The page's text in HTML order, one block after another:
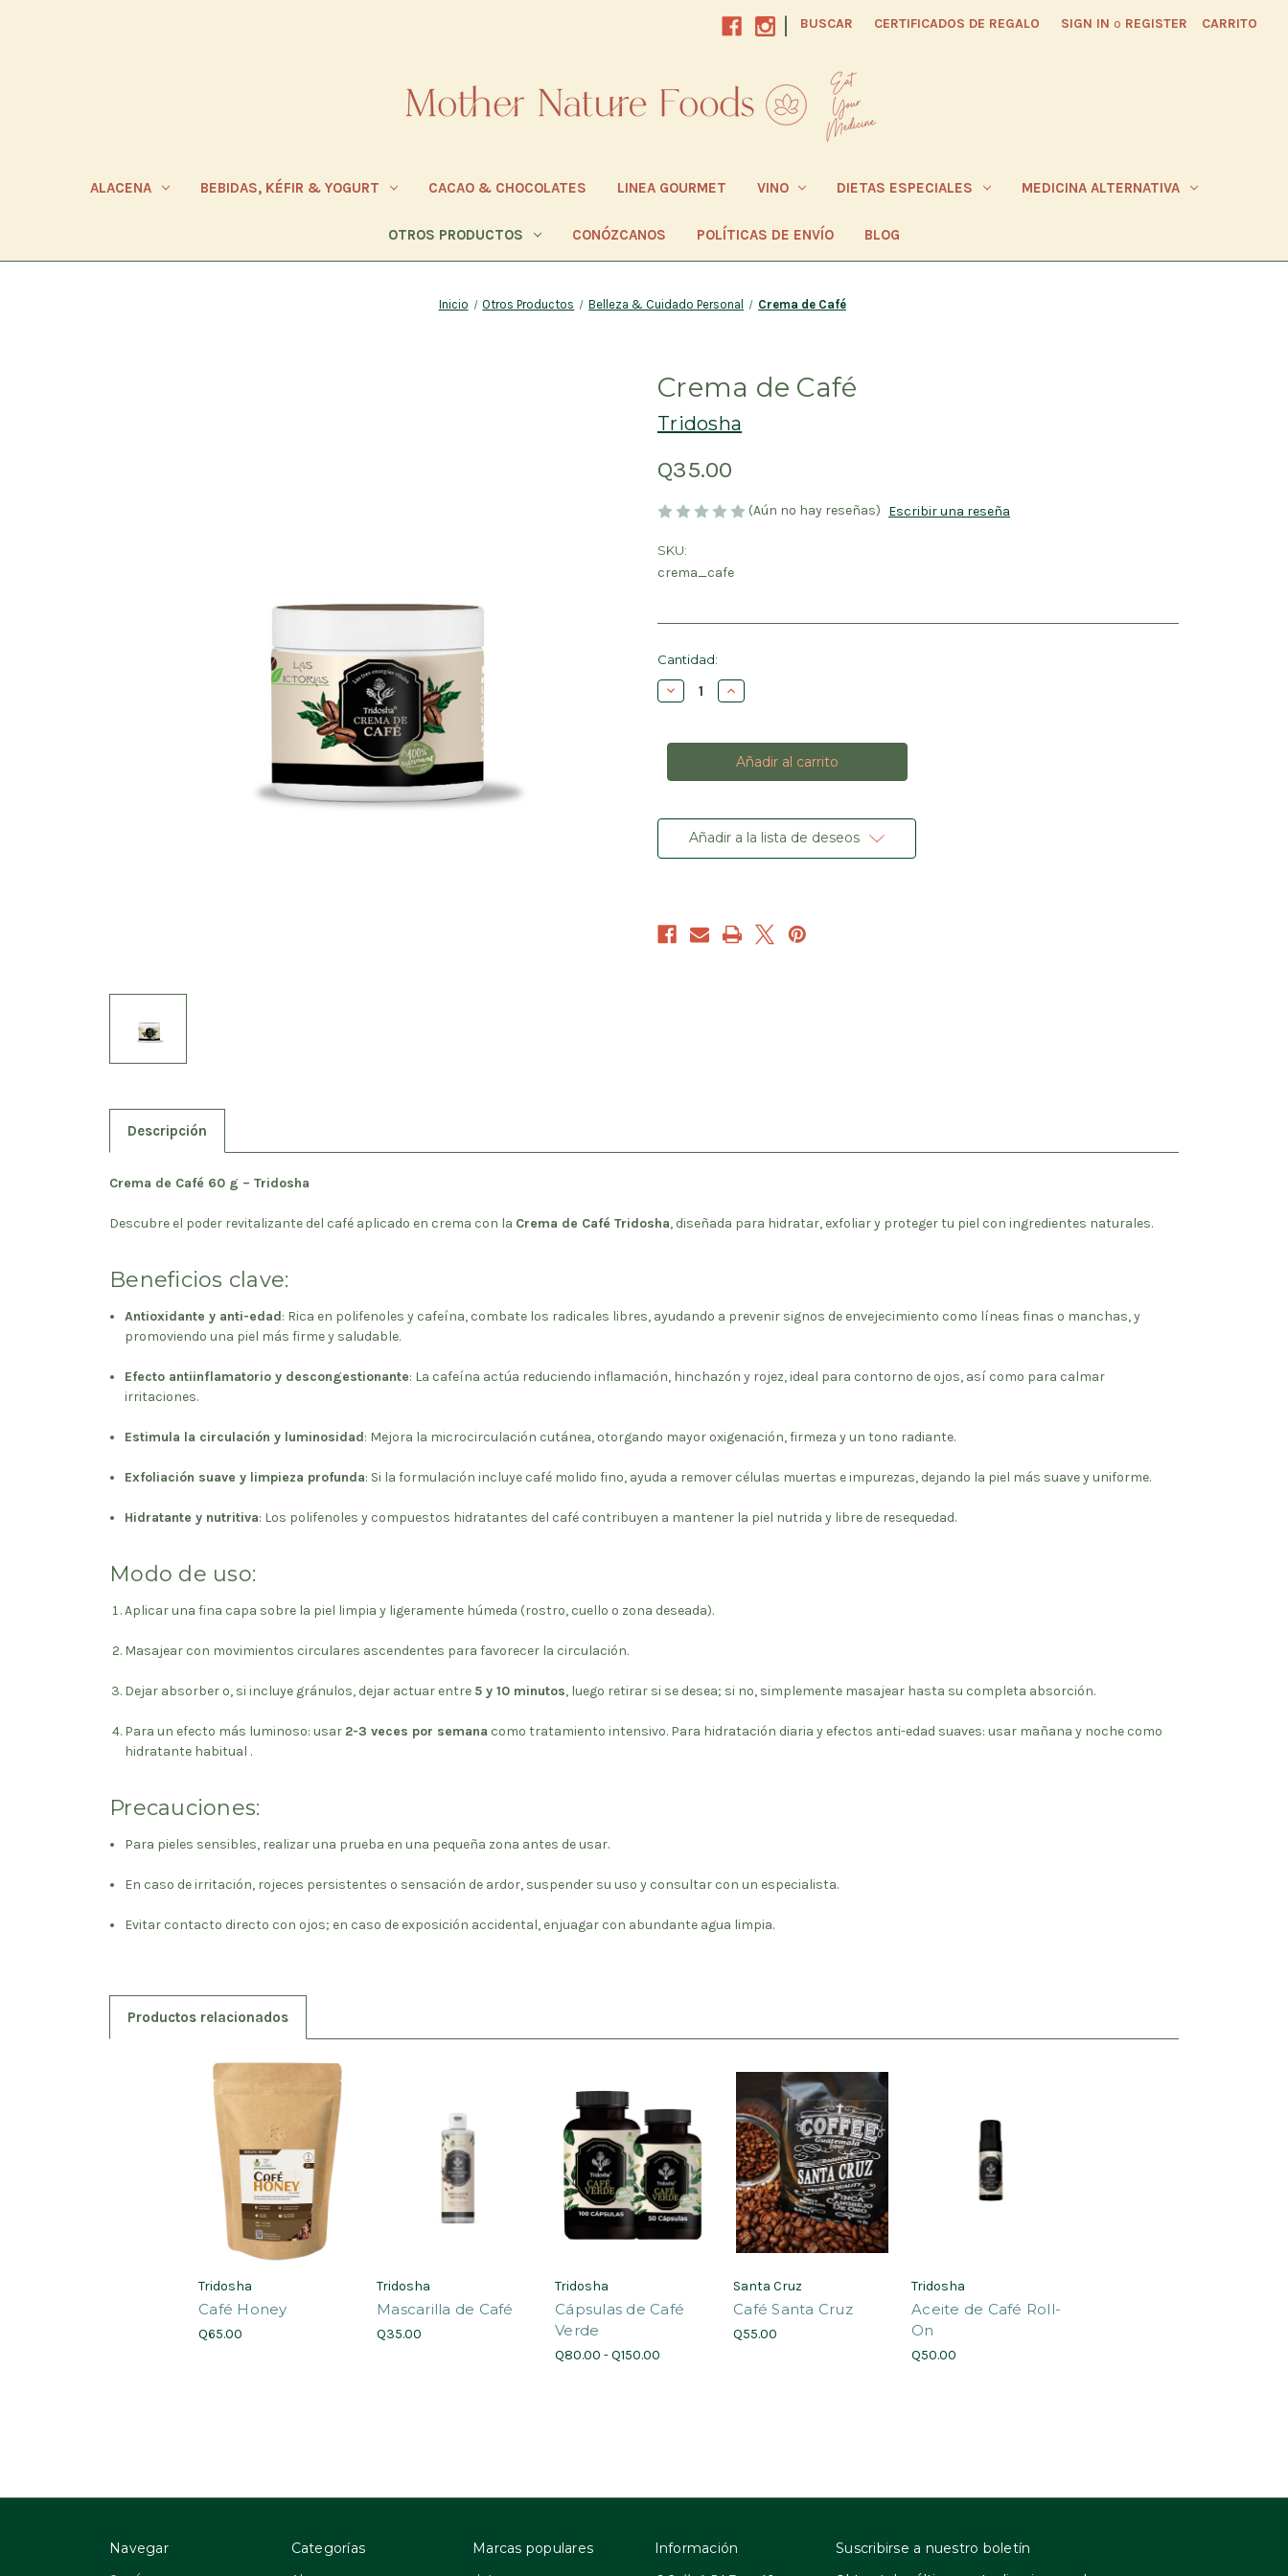
| BUSCAR CERTIFICADOS DE REGALO SIGN IN o REGISTER CARRITO
ALACENA BEBIDAS, KÉFIR & YOGURT CACAO & CHOCOLATES LINEA GOURMET VINO DIETAS ESPECIALES MEDICINA ALTERNATIVA
OTROS PRODUCTOS CONÓZCANOS POLÍTICAS DE ENVÍO BLOG
Inicio Otros Productos Belleza & Cuidado Personal Crema de Café
Crema de Café
Tridosha
Q35.00
(Aún no hay reseñas) Escribir una reseña
SKU:
crema_cafe
Cantidad
actual
de
Cantidad:
Disminuir
la
Crema
Aumentar
la
Crema
de
Café
Añadir a la lista de deseos
Descripción
Crema de Café 60 g – Tridosha
Descubre el poder revitalizante del café aplicado en crema con la Crema de Café Tridosha, diseñada para hidratar, exfoliar y proteger tu piel con ingredientes naturales.
Beneficios clave:
Antioxidante y anti-edad: Rica en polifenoles y cafeína, combate los radicales libres, ayudando a prevenir signos de envejecimiento como líneas finas o manchas, y
promoviendo una piel más firme y saludable.
Efecto antiinflamatorio y descongestionante: La cafeína actúa reduciendo inflamación, hinchazón y rojez, ideal para contorno de ojos, así como para calmar
irritaciones.
Estimula la circulación y luminosidad: Mejora la microcirculación cutánea, otorgando mayor oxigenación, firmeza y un tono radiante.
Exfoliación suave y limpieza profunda: Si la formulación incluye café molido fino, ayuda a remover células muertas e impurezas, dejando la piel más suave y uniforme.
Hidratante y nutritiva: Los polifenoles y compuestos hidratantes del café contribuyen a mantener la piel nutrida y libre de resequedad.
Modo de uso:
Aplicar una fina capa sobre la piel limpia y ligeramente húmeda (rostro, cuello o zona deseada).
Masajear con movimientos circulares ascendentes para favorecer la circulación.
Dejar absorber o, si incluye gránulos, dejar actuar entre 5 y 10 minutos, luego retirar si se desea; si no, simplemente masajear hasta su completa absorción.
Para un efecto más luminoso: usar 2-3 veces por semana como tratamiento intensivo. Para hidratación diaria y efectos anti-edad suaves: usar mañana y noche como
hidratante habitual .
Precauciones:
Para pieles sensibles, realizar una prueba en una pequeña zona antes de usar.
En caso de irritación, rojeces persistentes o sensación de ardor, suspender su uso y consultar con un especialista.
Evitar contacto directo con ojos; en caso de exposición accidental, enjuagar con abundante agua limpia.
Productos relacionados
Tridosha
Café Honey
Q65.00
Tridosha
Mascarilla de Café
Q35.00
Tridosha
Cápsulas de Café
Verde
Q80.00 - Q150.00
Santa Cruz
Café Santa Cruz
Q55.00
Tridosha
Aceite de Café Roll-
On
Q50.00
Navegar Categorías Marcas populares Información Suscribirse a nuestro boletín